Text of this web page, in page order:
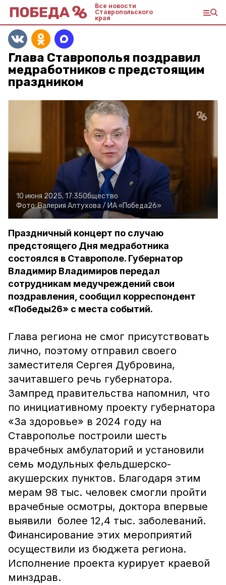
Все новости
Ставропольского
края
Глава Ставрополья поздравил
медработников с предстоящим
праздником
10 июня 2025, 17:35Общество
Фото:Валерия Алтухова / ИА «Победа26»
Праздничный концерт по случаю
предстоящего Дня медработника
состоялся в Ставрополе. Губернатор
Владимир Владимиров передал
сотрудникам медучреждений свои
поздравления, сообщил корреспондент
«Победы26» с места событий.
Глава региона не смог присутствовать
лично, поэтому отправил своего
заместителя Сергея Дубровина,
зачитавшего речь губернатора.
Зампред правительства напомнил, что
по инициативному проекту губернатора
«За здоровье» в 2024 году на
Ставрополье построили шесть
врачебных амбулаторий и установили
семь модульных фельдшерско-
акушерских пунктов. Благодаря этим
мерам 98 тыс. человек смогли пройти
врачебные осмотры, доктора впервые
выявили более 12,4 тыс. заболеваний.
Финансирование этих мероприятий
осуществили из бюджета региона.
Исполнение проекта курирует краевой
минздрав.